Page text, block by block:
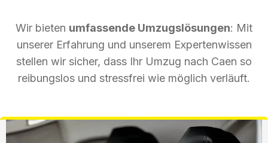
Wir bieten umfassende Umzugslösungen: Mit
unserer Erfahrung und unserem Expertenwissen
stellen wir sicher, dass Ihr Umzug nach Caen so
reibungslos und stressfrei wie möglich verläuft.